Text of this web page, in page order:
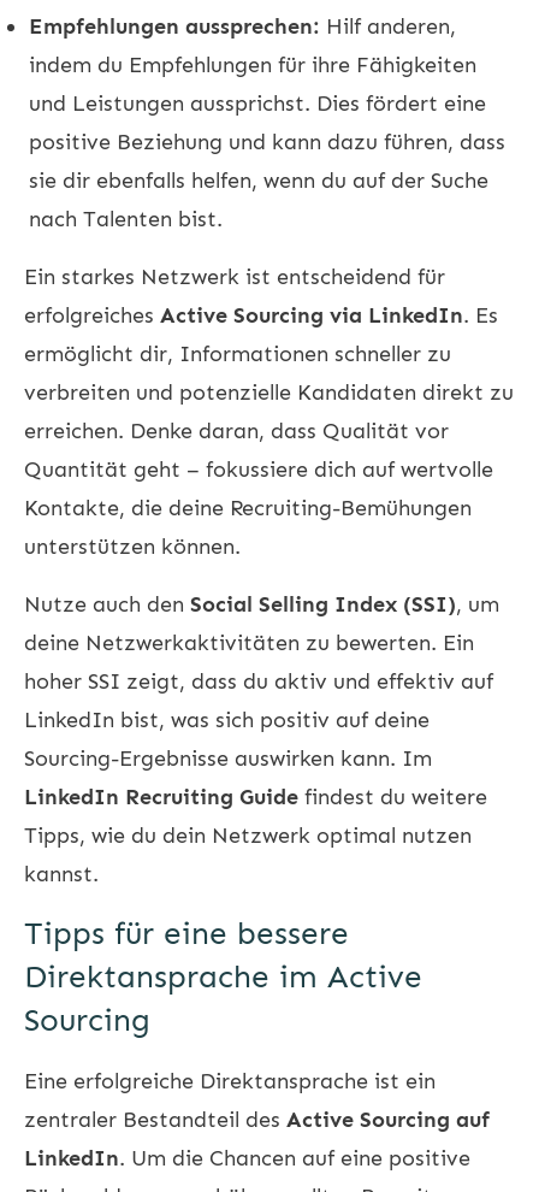
Empfehlungen aussprechen: Hilf anderen,
indem du Empfehlungen für ihre Fähigkeiten
und Leistungen aussprichst. Dies fördert eine
positive Beziehung und kann dazu führen, dass
sie dir ebenfalls helfen, wenn du auf der Suche
nach Talenten bist.
Ein starkes Netzwerk ist entscheidend für
erfolgreiches Active Sourcing via LinkedIn. Es
ermöglicht dir, Informationen schneller zu
verbreiten und potenzielle Kandidaten direkt zu
erreichen. Denke daran, dass Qualität vor
Quantität geht – fokussiere dich auf wertvolle
Kontakte, die deine Recruiting-Bemühungen
unterstützen können.
Nutze auch den Social Selling Index (SSI), um
deine Netzwerkaktivitäten zu bewerten. Ein
hoher SSI zeigt, dass du aktiv und effektiv auf
LinkedIn bist, was sich positiv auf deine
Sourcing-Ergebnisse auswirken kann. Im
LinkedIn Recruiting Guide findest du weitere
Tipps, wie du dein Netzwerk optimal nutzen
kannst.
Tipps für eine bessere
Direktansprache im Active
Sourcing
Eine erfolgreiche Direktansprache ist ein
zentraler Bestandteil des Active Sourcing auf
LinkedIn. Um die Chancen auf eine positive